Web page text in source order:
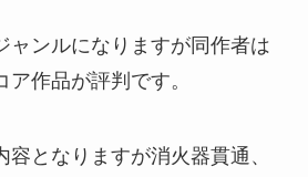
ャンルになりますが同作者は
作品が評判です。
となりますが消火器貫通、